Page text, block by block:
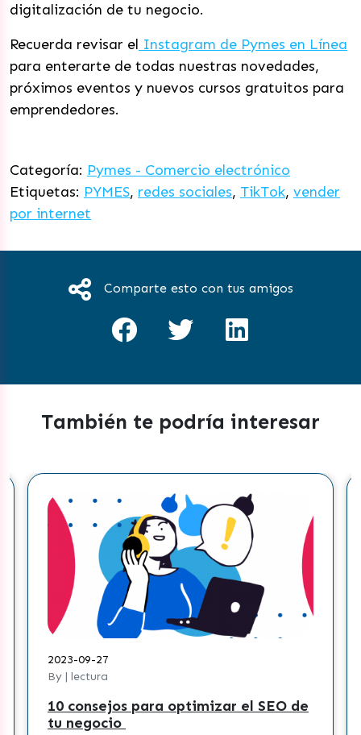
digitalización de tu negocio.
Recuerda revisar el Instagram de Pymes en Línea
para enterarte de todas nuestras novedades,
próximos eventos y nuevos cursos gratuitos para
emprendedores.
Categoría: Pymes - Comercio electrónico
Etiquetas: PYMES, redes sociales, TikTok, vender
por internet
Comparte esto con tus amigos
También te podría interesar
2023-09-27
By | lectura
10 consejos para optimizar el SEO de
tu negocio